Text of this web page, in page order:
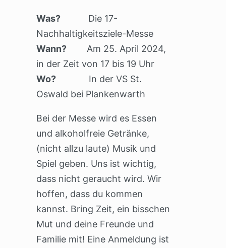
Was? Die 17-
Nachhaltigkeitsziele-Messe
Wann? Am 25. April 2024,
in der Zeit von 17 bis 19 Uhr
Wo? In der VS St.
Oswald bei Plankenwarth
Bei der Messe wird es Essen
und alkoholfreie Getränke,
(nicht allzu laute) Musik und
Spiel geben. Uns ist wichtig,
dass nicht geraucht wird. Wir
hoffen, dass du kommen
kannst. Bring Zeit, ein bisschen
Mut und deine Freunde und
Familie mit! Eine Anmeldung ist